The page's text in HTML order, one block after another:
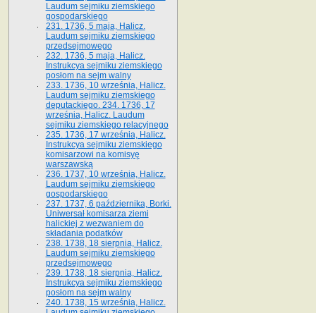
Laudum sejmiku ziemskiego
gospodarskiego
231. 1736, 5 maja, Halicz.
Laudum sejmiku ziemskiego
przedsejmowego
232. 1736, 5 maja, Halicz.
Instrukcya sejmiku ziemskiego
posłom na sejm walny
233. 1736, 10 września, Halicz.
Laudum sejmiku ziemskiego
deputackiego. 234. 1736, 17
września, Halicz. Laudum
sejmiku ziemskiego relacyjnego
235. 1736, 17 września, Halicz.
Instrukcya sejmiku ziemskiego
komisarzowi na komisyę
warszawską
236. 1737, 10 września, Halicz.
Laudum sejmiku ziemskiego
gospodarskiego
237. 1737, 6 października, Borki.
Uniwersał komisarza ziemi
halickiej z wezwaniem do
składania podatków
238. 1738, 18 sierpnia, Halicz.
Laudum sejmiku ziemskiego
przedsejmowego
239. 1738, 18 sierpnia, Halicz.
Instrukcya sejmiku ziemskiego
posłom na sejm walny
240. 1738, 15 września, Halicz.